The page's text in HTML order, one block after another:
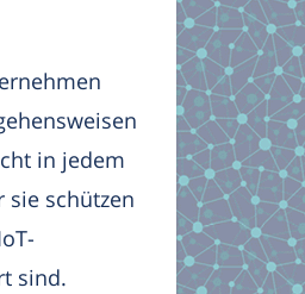
in jedem
sie schützen
sind.